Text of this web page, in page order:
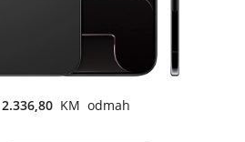
2.336,80 KM odmah